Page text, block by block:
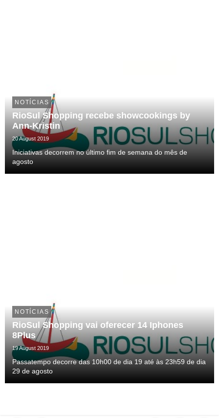
NOTÍCIAS
RioSul Shopping recebe showcookings by
Ann-Kristin
20 August 2019
Iniciativas decorrem no último fim de semana do mês de
agosto
NOTÍCIAS
RioSul Shopping vai oferecer 14 Iphones
8Plus
19 August 2019
Passatempo decorre das 10h00 de dia 19 até às 23h59 de dia
29 de agosto